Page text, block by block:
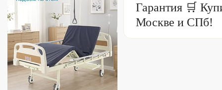
Гарантия 🛒
Москве и СПб!